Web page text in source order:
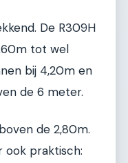
De R309H
tot wel
bij 4,20m en
de 6 meter.
de 2,80m.
ook praktisch: